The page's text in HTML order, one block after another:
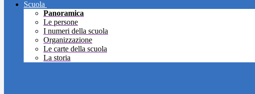
Scuola
Panoramica
Le persone
I numeri della scuola
Organizzazione
Le carte della scuola
La storia